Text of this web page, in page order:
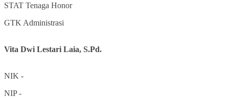
STAT Tenaga Honor
GTK Administrasi
Vita Dwi Lestari Laia, S.Pd.
NIK -
NIP-